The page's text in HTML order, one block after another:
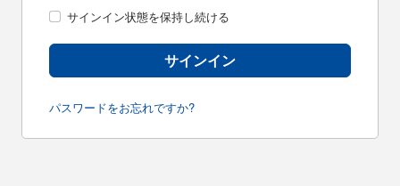
サインイン状態を保持し続ける
パスワードをお忘れですか?
サインイン